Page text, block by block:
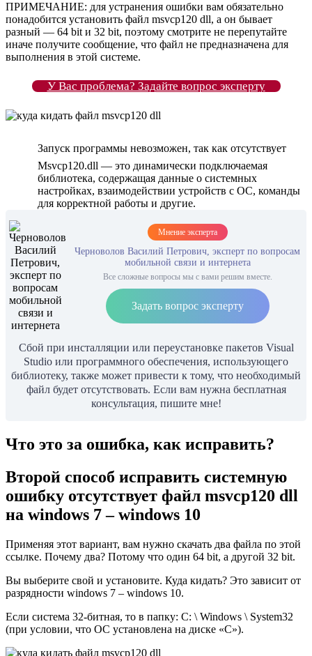
ПРИМЕЧАНИЕ: для устранения ошибки вам обязательно
понадобится установить файл msvcp120 dll, а он бывает
разный — 64 bit и 32 bit, поэтому смотрите не перепутайте
иначе получите сообщение, что файл не предназначена для
выполнения в этой системе.
У Вас проблема? Задайте вопрос эксперту
Запуск программы невозможен, так как отсутствует
Msvcp120.dll — это динамически подключаемая
библиотека, содержащая данные о системных
настройках, взаимодействии устройств с ОС, команды
для корректной работы и другие.
Мнение эксперта
Черноволов Василий Петрович, эксперт по вопросам
мобильной связи и интернета
Все сложные вопросы мы с вами решим вместе.
Задать вопрос эксперту
Сбой при инсталляции или переустановке пакетов Visual
Studio или программного обеспечения, использующего
библиотеку, также может привести к тому, что необходимый
файл будет отсутствовать. Если вам нужна бесплатная
консультация, пишите мне!
Что это за ошибка, как исправить?
Второй способ исправить системную
ошибку отсутствует файл msvcp120 dll
на windows 7 – windows 10
Применяя этот вариант, вам нужно скачать два файла по этой
ссылке. Почему два? Потому что один 64 bit, а другой 32 bit.
Вы выберите свой и установите. Куда кидать? Это зависит от
разрядности windows 7 – windows 10.
Если система 32-битная, то в папку: C: \ Windows \ System32
(при условии, что ОС установлена на диске «C»).